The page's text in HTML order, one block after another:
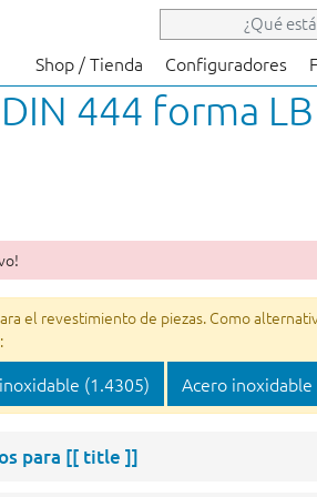
Shop / Tienda Configuradores
444 forma
el revestimiento de piezas. Como
(1.4305) Acero inoxidable
para [[ title ]]